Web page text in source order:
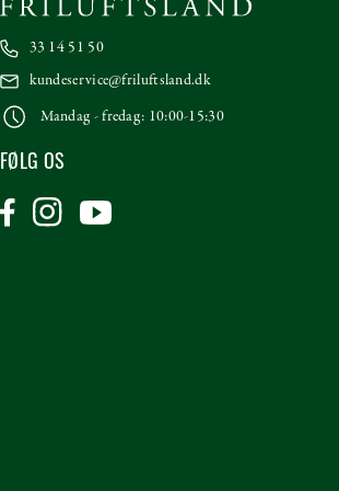
33 14 51 50
kundeservice@friluftsland.dk
Mandag - fredag: 10:00-15:30
FØLG OS